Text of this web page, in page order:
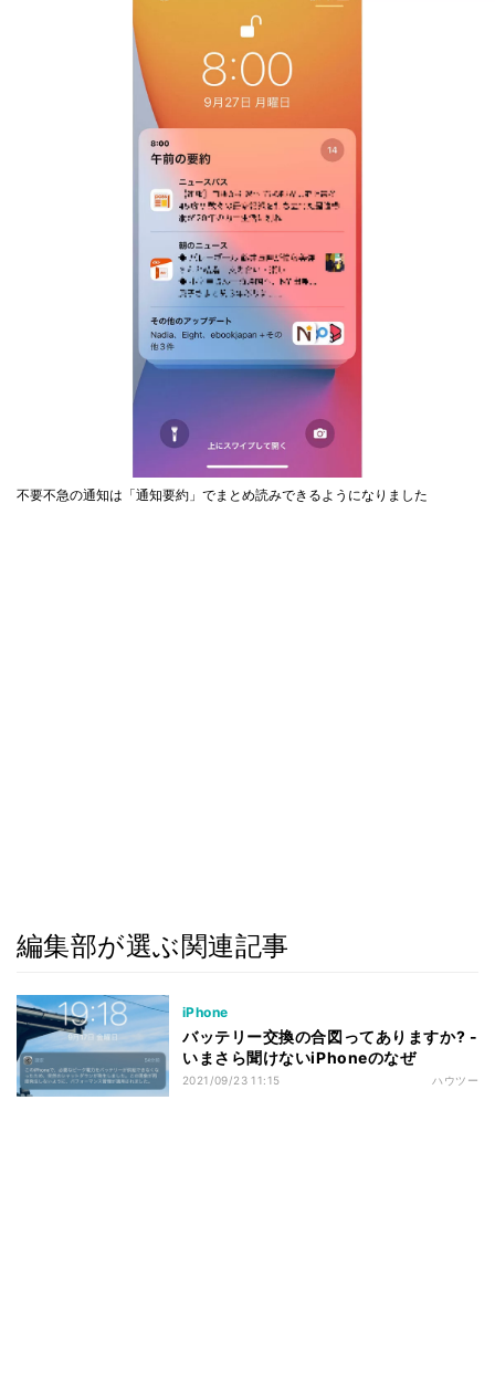
不要不急の通知は「通知要約」でまとめ読みできるようになりました
編集部が選ぶ関連記事
iPhone
バッテリー交換の合図ってありますか? -
いまさら聞けないiPhoneのなぜ
2021/09/23 11:15 ハウツー